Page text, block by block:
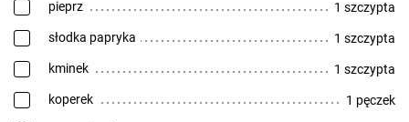
pieprz 1 szczypta
słodka papryka 1 szczypta
kminek 1 szczypta
koperek 1 pęczek